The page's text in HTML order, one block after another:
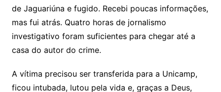
de Jaguariúna e fugido. Recebi poucas informações,
mas fui atrás. Quatro horas de jornalismo
investigativo foram suficientes para chegar até a
casa do autor do crime.
A vítima precisou ser transferida para a Unicamp,
ficou intubada, lutou pela vida e, graças a Deus,